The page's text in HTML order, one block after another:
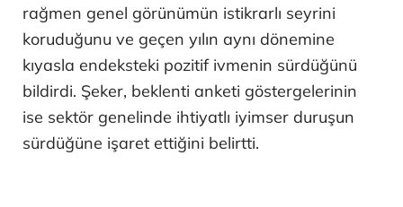
rağmen genel görünümün istikrarlı seyrini
koruduğunu ve geçen yılın aynı dönemine
kıyasla endeksteki pozitif ivmenin sürdüğünü
bildirdi. Şeker, beklenti anketi göstergelerinin
ise sektör genelinde ihtiyatlı iyimser duruşun
sürdüğüne işaret ettiğini belirtti.